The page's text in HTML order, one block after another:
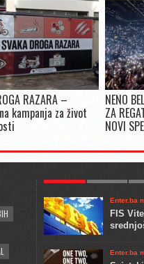
RAZARA –
kampanja za život
NENO
ZA
NOVI
Enter.ba
FIS
Enter.ba